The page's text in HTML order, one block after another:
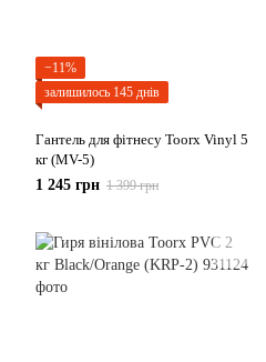
−11%
залишилось 145 днів
Гантель для фітнесу Toorx Vinyl 5
кг (MV-5)
1 245 грн 1 399 грн